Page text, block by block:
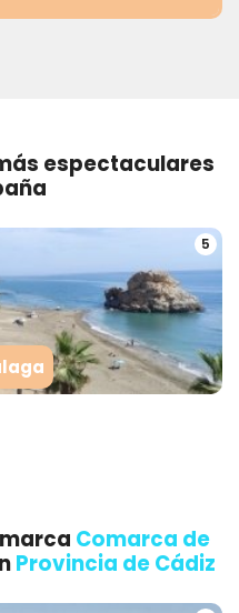
espectaculares
5
Comarca de
Provincia de Cádiz